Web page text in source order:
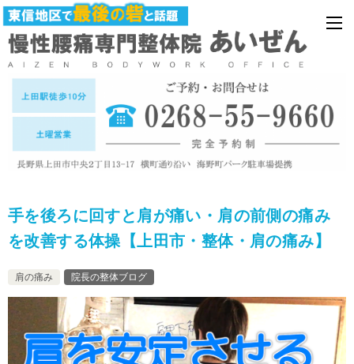
手を後ろに回すと肩が痛い・肩の前側の痛み
を改善する体操【上田市・整体・肩の痛み】
肩の痛み 院長の整体ブログ